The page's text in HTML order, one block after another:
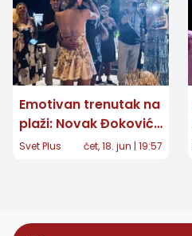
Emotivan trenutak na
plaži: Novak Đoković
iznenadio Jelenu
Svet Plus čet, 18. jun | 19:57